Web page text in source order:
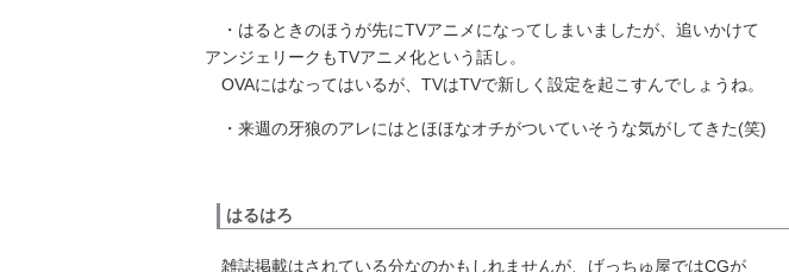
・はるときのほうが先にTVアニメになってしまいましたが、追いかけて
アンジェリークもTVアニメ化という話し。
OVAにはなってはいるが、TVはTVで新しく設定を起こすんでしょうね。
・来週の牙狼のアレにはとほほなオチがついていそうな気がしてきた(笑)
はるはろ
雑誌掲載はされている分なのかもしれませんが、 げっちゅ屋ではCGが